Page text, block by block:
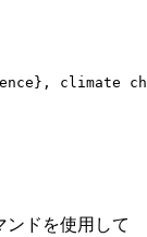
}, climate
ンドを使用して